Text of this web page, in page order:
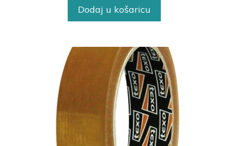
Dodaj u košaricu